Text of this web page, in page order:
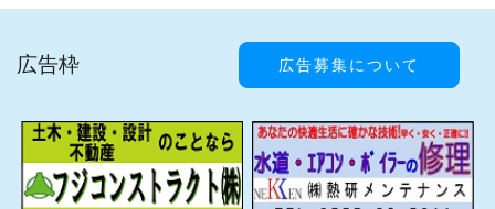
広告枠 広告募集について